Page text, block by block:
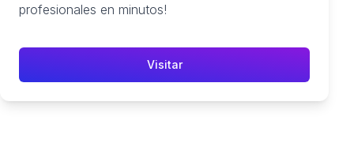
profesionales en minutos!
Visitar